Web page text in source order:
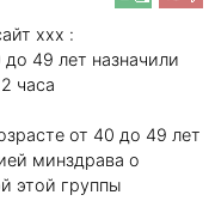
ххх :
49 лет назначили
часа
от 40 до 49 лет
минздрава о
этой группы